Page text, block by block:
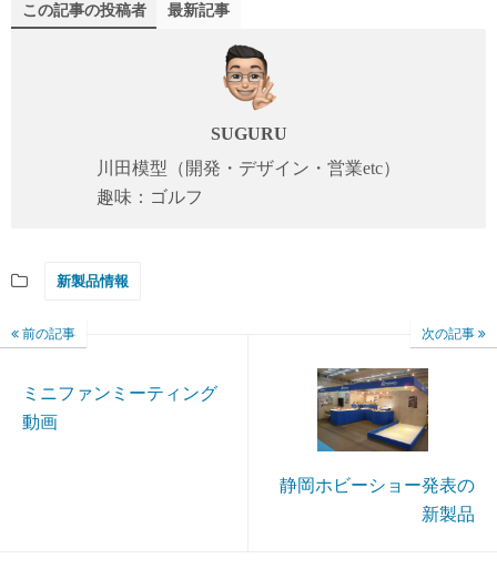
この記事の投稿者 最新記事
SUGURU
川田模型（開発・デザイン・営業etc）
趣味：ゴルフ
新製品情報
前の記事
ミニファンミーティング
動画
次の記事
静岡ホビーショー発表の
新製品